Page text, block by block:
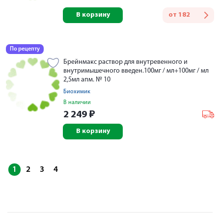
от 182
В корзину
По рецепту
Брейнмакс раствор для внутревенного и
внутримышечного введен.100мг / мл+100мг / мл
2,5мл апм. № 10
Биохимик
В наличии
2 249 ₽
В корзину
1 2 3 4